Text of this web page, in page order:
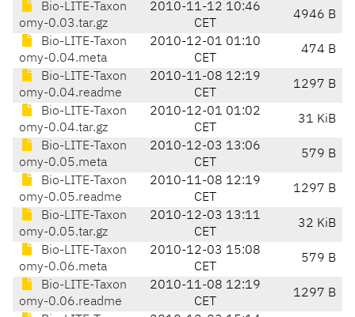
Bio-LITE-Taxon
omy-0.03.tar.gz
2010-11-12 10:46
CET
4946 B
Bio-LITE-Taxon
omy-0.04.meta
2010-12-01 01:10
CET
474 B
Bio-LITE-Taxon
omy-0.04.readme
2010-11-08 12:19
CET
1297 B
Bio-LITE-Taxon
omy-0.04.tar.gz
2010-12-01 01:02
CET
31 KiB
Bio-LITE-Taxon
omy-0.05.meta
2010-12-03 13:06
CET
579 B
Bio-LITE-Taxon
omy-0.05.readme
2010-11-08 12:19
CET
1297 B
Bio-LITE-Taxon
omy-0.05.tar.gz
2010-12-03 13:11
CET
32 KiB
Bio-LITE-Taxon
omy-0.06.meta
2010-12-03 15:08
CET
579 B
Bio-LITE-Taxon
omy-0.06.readme
2010-11-08 12:19
CET
1297 B